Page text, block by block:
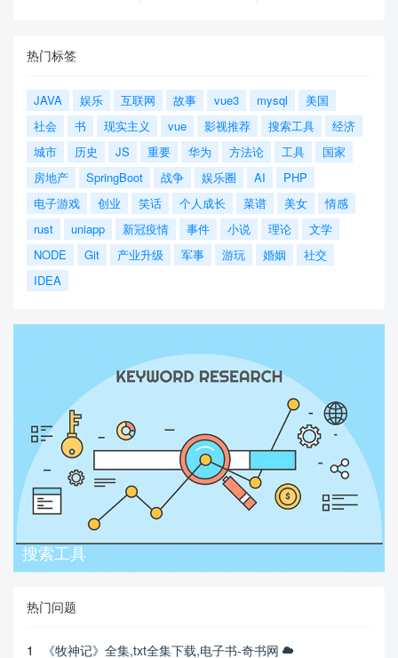
热门标签
JAVA 娱乐 互联网 故事 vue3 mysql
美国
社会
书 现实主义 vue 影视推荐 搜索工具
经济
城市
历史 JS 重要 华为 方法论 工具
国家
房地产
SpringBoot 战争 娱乐圈 AI
PHP
电子游戏
创业 笑话 个人成长 菜谱 美女
情感
rust
uniapp 新冠疫情 事件 小说 理论
文学
NODE
Git 产业升级 军事 游玩 婚姻
社交
IDEA
搜索工具
热门问题
1
《牧神记》全集,txt全集下载,电子书-奇书网